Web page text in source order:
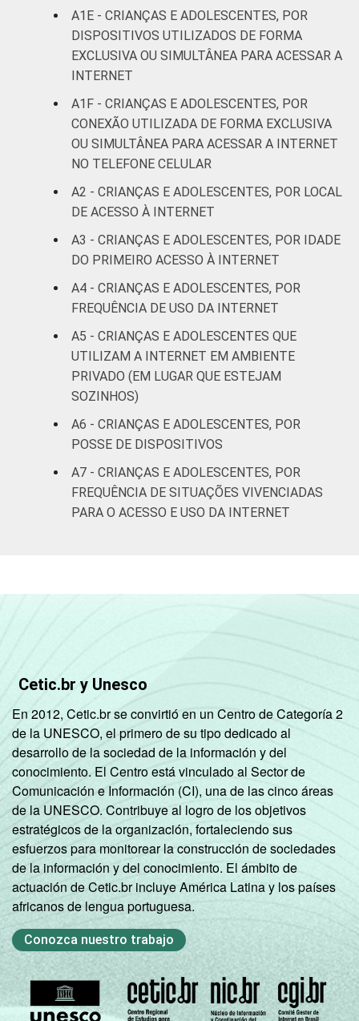
anos
RENDA
FAMILIAR
Até 1 SM 22
SM até 2 SM
39
Mais de 2
SM até 3 SM
Mais de 3
Não tem
renda
Não
respondeu
CLASSE
SOCIAL
AB 77
DE 16
Sociedade da Informação (Cetic.br),
Pesquisa sobre o uso da Internet por
crianças e adolescentes no Brasil – TIC Kids
Online Brasil 2022.
A1E - CRIANÇAS E ADOLESCENTES, POR
DISPOSITIVOS UTILIZADOS DE FORMA
EXCLUSIVA OU SIMULTÂNEA PARA ACESSAR A
INTERNET
A1F - CRIANÇAS E ADOLESCENTES, POR
CONEXÃO UTILIZADA DE FORMA EXCLUSIVA
OU SIMULTÂNEA PARA ACESSAR A INTERNET
NO TELEFONE CELULAR
A2 - CRIANÇAS E ADOLESCENTES, POR LOCAL
DE ACESSO À INTERNET
A3 - CRIANÇAS E ADOLESCENTES, POR IDADE
DO PRIMEIRO ACESSO À INTERNET
A4 - CRIANÇAS E ADOLESCENTES, POR
FREQUÊNCIA DE USO DA INTERNET
A5 - CRIANÇAS E ADOLESCENTES QUE
UTILIZAM A INTERNET EM AMBIENTE
PRIVADO (EM LUGAR QUE ESTEJAM
SOZINHOS)
A6 - CRIANÇAS E ADOLESCENTES, POR
POSSE DE DISPOSITIVOS
A7 - CRIANÇAS E ADOLESCENTES, POR
FREQUÊNCIA DE SITUAÇÕES VIVENCIADAS
PARA O ACESSO E USO DA INTERNET
Cetic.br y Unesco
En 2012, Cetic.br se convirtió en un Centro de Categoría 2
de la UNESCO, el primero de su tipo dedicado al
desarrollo de la sociedad de la información y del
conocimiento. El Centro está vinculado al Sector de
Comunicación e Información (CI), una de las cinco áreas
de la UNESCO. Contribuye al logro de los objetivos
estratégicos de la organización, fortaleciendo sus
esfuerzos para monitorear la construcción de sociedades
de la información y del conocimiento. El ámbito de
actuación de Cetic.br incluye América Latina y los países
africanos de lengua portuguesa.
Conozca nuestro trabajo